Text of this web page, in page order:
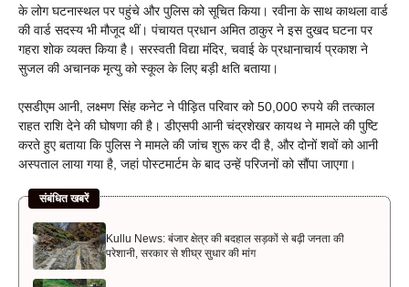
के लोग घटनास्थल पर पहुंचे और पुलिस को सूचित किया। रवीना के साथ काथला वार्ड
की वार्ड सदस्य भी मौजूद थीं। पंचायत प्रधान अमित ठाकुर ने इस दुखद घटना पर
गहरा शोक व्यक्त किया है। सरस्वती विद्या मंदिर, चवाई के प्रधानाचार्य प्रकाश ने
सुजल की अचानक मृत्यु को स्कूल के लिए बड़ी क्षति बताया।
एसडीएम आनी, लक्ष्मण सिंह कनेट ने पीड़ित परिवार को 50,000 रुपये की तत्काल
राहत राशि देने की घोषणा की है। डीएसपी आनी चंद्रशेखर कायथ ने मामले की पुष्टि
करते हुए बताया कि पुलिस ने मामले की जांच शुरू कर दी है, और दोनों शवों को आनी
अस्पताल लाया गया है, जहां पोस्टमार्टम के बाद उन्हें परिजनों को सौंपा जाएगा।
संबंधित खबरें
Kullu News: बंजार क्षेत्र की बदहाल सड़कों से बढ़ी जनता की
परेशानी, सरकार से शीघ्र सुधार की मांग